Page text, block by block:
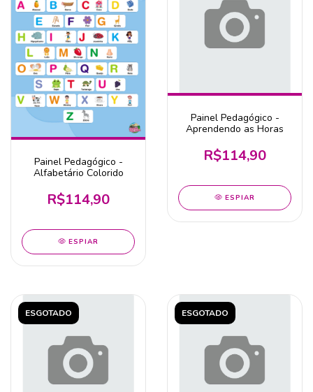
Painel Pedagógico -
Alfabetário Colorido
R$114,90
ESPIAR
Painel Pedagógico -
Aprendendo as Horas
R$114,90
ESPIAR
ESGOTADO ESGOTADO